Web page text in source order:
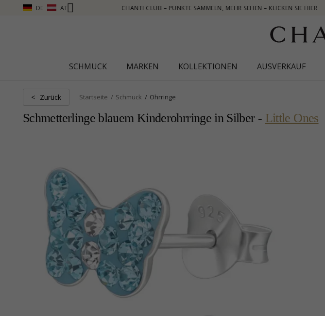
DE AT
SEHEN – KLICKEN SIE HIER
SCHMUCK MARKEN KOLLEKTIONEN AUSVERKAUF
< Zurück Startseite Schmuck Ohrringe
Schmetterlinge blauem Kinderohrringe in Silber - Little Ones